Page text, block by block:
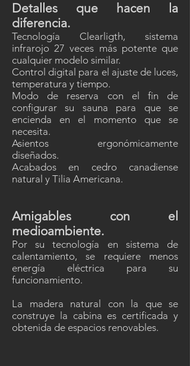
Detalles que hacen la
diferencia.
Tecnología Clearligth, sistema
infrarojo 27 veces más potente que
cualquier modelo similar.
Control digital para el ajuste de luces,
temperatura y tiempo.
Modo de reserva con el fin de
configurar su sauna para que se
encienda en el momento que se
necesita.
Asientos ergonómicamente
diseñados.
Acabados en cedro canadiense
natural y Tilia Americana.
Amigables con el
medioambiente.
Por su tecnología en sistema de
calentamiento, se requiere menos
energía eléctrica para su
funcionamiento.
La madera natural con la que se
construye la cabina es certificada y
obtenida de espacios renovables.